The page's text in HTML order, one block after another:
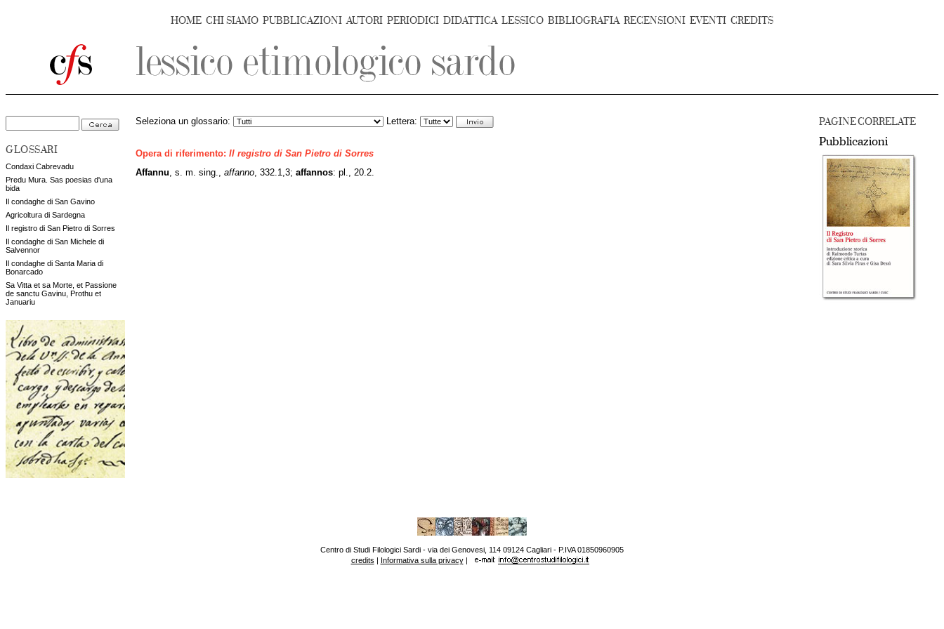
HOME CHI SIAMO PUBBLICAZIONI AUTORI PERIODICI DIDATTICA LESSICO BIBLIOGRAFIA RECENSIONI EVENTI CREDITS
GLOSSARI
Condaxi Cabrevadu
Predu Mura. Sas poesias d'una
bida
Il condaghe di San Gavino
Agricoltura di Sardegna
Il registro di San Pietro di Sorres
Il condaghe di San Michele di
Salvennor
Il condaghe di Santa Maria di
Bonarcado
Sa Vitta et sa Morte, et Passione
de sanctu Gavinu, Prothu et
Januariu
PAGINE CORRELATE
Pubblicazioni
Seleziona un glossario: Lettera:
Opera di riferimento: Il registro di San Pietro di Sorres
Affannu , s. m. sing., affanno , 332.1,3; affannos: pl., 20.2.
Centro di Studi Filologici Sardi - via dei Genovesi, 114 09124 Cagliari - P.IVA 01850960905
credits | Informativa sulla privacy|